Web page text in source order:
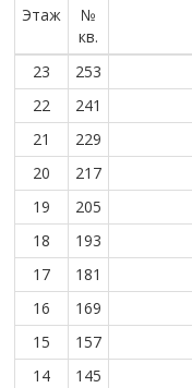
Этаж
№
кв.
23 253
22
241
21
229
20
217
19
205
18
193
17
181
16
169
15
157
14
145